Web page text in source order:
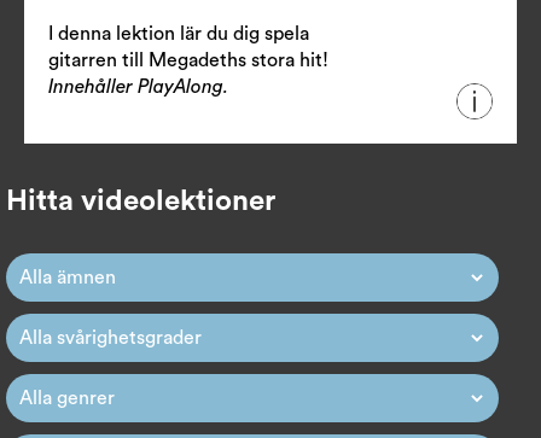
I denna lektion lär du dig spela
gitarren till Megadeths stora hit!
Innehåller PlayAlong.
Hitta videolektioner